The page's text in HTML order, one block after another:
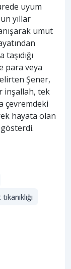
uyum
yıllar
umut
para veya
Şener,
inşallah, tek
çevremdeki
hayata olan
gösterdi.